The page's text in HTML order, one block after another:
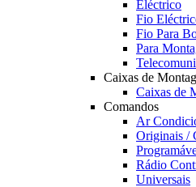
Eléctrico
Fio
Fio Para
Para
Caixas de
Caixas de
Comandos
Ar
Originais /
Rádio
Universais